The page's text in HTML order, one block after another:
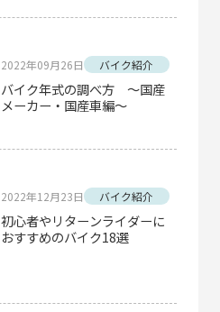
2022年09月26日 バイク紹介
バイク年式の調べ方 ～国産
メーカー・国産車編～
2022年12月23日 バイク紹介
初心者やリターンライダーに
おすすめのバイク18選